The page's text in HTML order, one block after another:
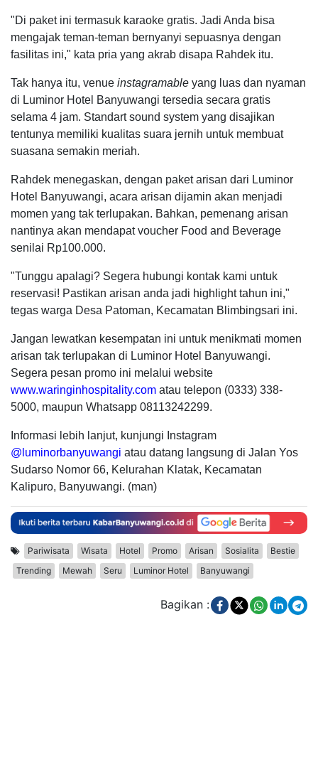
"Di paket ini termasuk karaoke gratis. Jadi Anda bisa
mengajak teman-teman bernyanyi sepuasnya dengan
fasilitas ini," kata pria yang akrab disapa Rahdek itu.
Tak hanya itu, venue instagramable yang luas dan nyaman
di Luminor Hotel Banyuwangi tersedia secara gratis
selama 4 jam. Standart sound system yang disajikan
tentunya memiliki kualitas suara jernih untuk membuat
suasana semakin meriah.
Rahdek menegaskan, dengan paket arisan dari Luminor
Hotel Banyuwangi, acara arisan dijamin akan menjadi
momen yang tak terlupakan. Bahkan, pemenang arisan
nantinya akan mendapat voucher Food and Beverage
senilai Rp100.000.
"Tunggu apalagi? Segera hubungi kontak kami untuk
reservasi! Pastikan arisan anda jadi highlight tahun ini,"
tegas warga Desa Patoman, Kecamatan Blimbingsari ini.
Jangan lewatkan kesempatan ini untuk menikmati momen
arisan tak terlupakan di Luminor Hotel Banyuwangi.
Segera pesan promo ini melalui website
www.waringinhospitality.com atau telepon (0333) 338-
5000, maupun Whatsapp 08113242299.
Informasi lebih lanjut, kunjungi Instagram
@luminorbanyuwangi atau datang langsung di Jalan Yos
Sudarso Nomor 66, Kelurahan Klatak, Kecamatan
Kalipuro, Banyuwangi. (man)
Pariwisata Wisata Hotel Promo Arisan Sosialita
Bestie
Trending
Mewah Seru Luminor Hotel Banyuwangi
Bagikan :